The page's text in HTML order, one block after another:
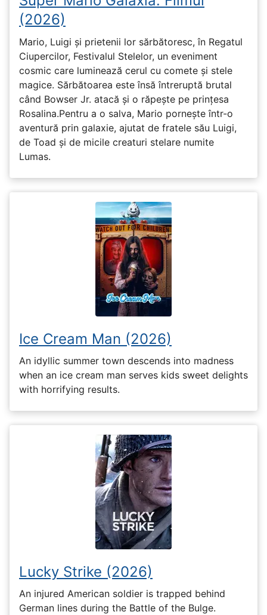
(2026)
Mario, Luigi și prietenii lor sărbătoresc, în Regatul
Ciupercilor, Festivalul Stelelor, un eveniment
cosmic care luminează cerul cu comete și stele
magice. Sărbătoarea este însă întreruptă brutal
când Bowser Jr. atacă și o răpește pe prinţesa
Rosalina.Pentru a o salva, Mario pornește într-o
aventură prin galaxie, ajutat de fratele său Luigi,
de Toad și de micile creaturi stelare numite
Lumas.
Ice Cream Man (2026)
An idyllic summer town descends into madness
when an ice cream man serves kids sweet delights
with horrifying results.
Lucky Strike (2026)
An injured American soldier is trapped behind
German lines during the Battle of the Bulge.